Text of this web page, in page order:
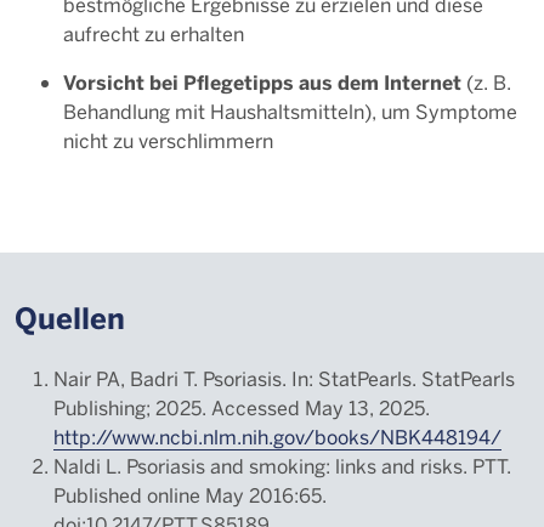
aufrecht zu erhalten
Vorsicht bei Pflegetipps aus dem Internet (z. B.
Behandlung mit Haushaltsmitteln), um Symptome
nicht zu verschlimmern
Quellen
Nair PA, Badri T. Psoriasis. In: StatPearls. StatPearls
Publishing; 2025. Accessed May 13, 2025.
http://www.ncbi.nlm.nih.gov/books/NBK448194/
Naldi L. Psoriasis and smoking: links and risks. PTT.
Published online May 2016:65.